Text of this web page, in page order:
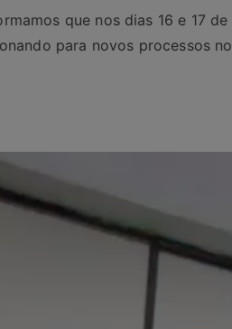
que nos dias 16 e 17 de
para novos processos no